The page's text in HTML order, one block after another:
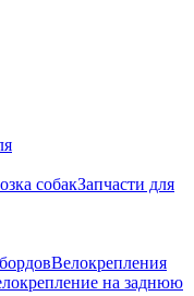
собакЗапчасти для
Велокрепления
на заднюю